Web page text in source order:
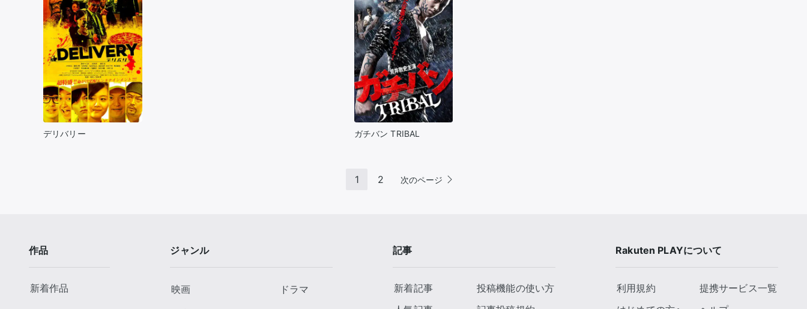
デリバリー ガチバン TRIBAL
1 2 次のページ
作品
新着作品
ジャンル
映画
ドラマ
記事
新着記事
投稿機能の使い方
Rakuten PLAYについて
利用規約
提携サービス一覧